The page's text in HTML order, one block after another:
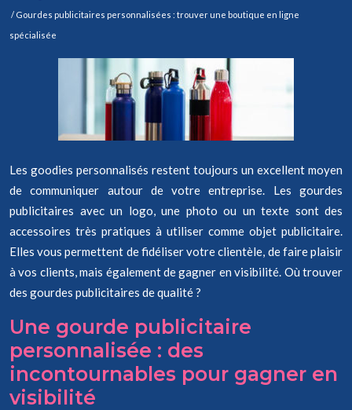
/ Gourdes publicitaires personnalisées : trouver une boutique en ligne
spécialisée
Les goodies personnalisés restent toujours un excellent moyen
de communiquer autour de votre entreprise. Les gourdes
publicitaires avec un logo, une photo ou un texte sont des
accessoires très pratiques à utiliser comme objet publicitaire.
Elles vous permettent de fidéliser votre clientèle, de faire plaisir
à vos clients, mais également de gagner en visibilité. Où trouver
des gourdes publicitaires de qualité ?
Une gourde publicitaire
personnalisée : des
incontournables pour gagner en
visibilité